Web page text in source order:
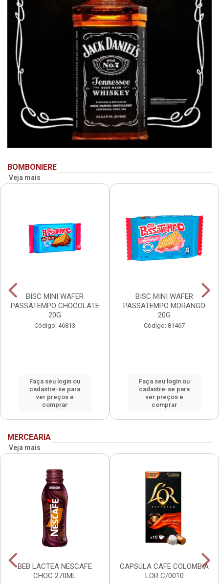
BOMBONIERE
Veja mais
BISC MINI WAFER
PASSATEMPO CHOCOLATE
20G
Código: 46813
Faça seu login ou
cadastre-se para
ver preços e
comprar
BISC MINI WAFER
PASSATEMPO MORANGO
20G
Código: 81467
Faça seu login ou
cadastre-se para
ver preços e
comprar
MERCEARIA
Veja mais
BEB LACTEA NESCAFE
CHOC 270ML
CAPSULA CAFE COLOMBIA
LOR C/0010